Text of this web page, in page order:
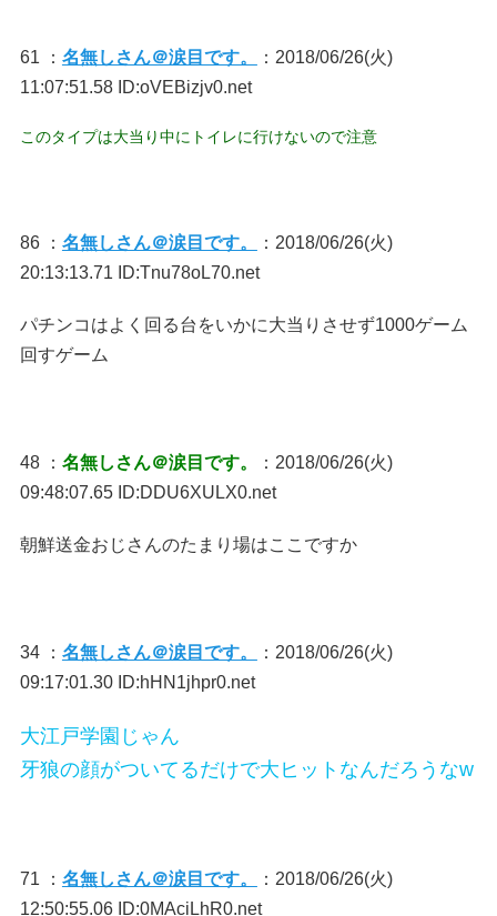
61 ： 名無しさん＠涙目です。
：2018/06/26(火)
11:07:51.58 ID:oVEBizjv0.net
このタイプは大当り中にトイレに行けないので注意
86 ： 名無しさん＠涙目です。
：2018/06/26(火)
20:13:13.71 ID:Tnu78oL70.net
パチンコはよく回る台をいかに大当りさせず1000ゲーム
回すゲーム
48 ： 名無しさん＠涙目です。
：2018/06/26(火)
09:48:07.65 ID:DDU6XULX0.net
朝鮮送金おじさんのたまり場はここですか
34 ： 名無しさん＠涙目です。
：2018/06/26(火)
09:17:01.30 ID:hHN1jhpr0.net
大江戸学園じゃん
牙狼の顔がついてるだけで大ヒットなんだろうなw
71 ： 名無しさん＠涙目です。
：2018/06/26(火)
12:50:55.06 ID:0MAciLhR0.net